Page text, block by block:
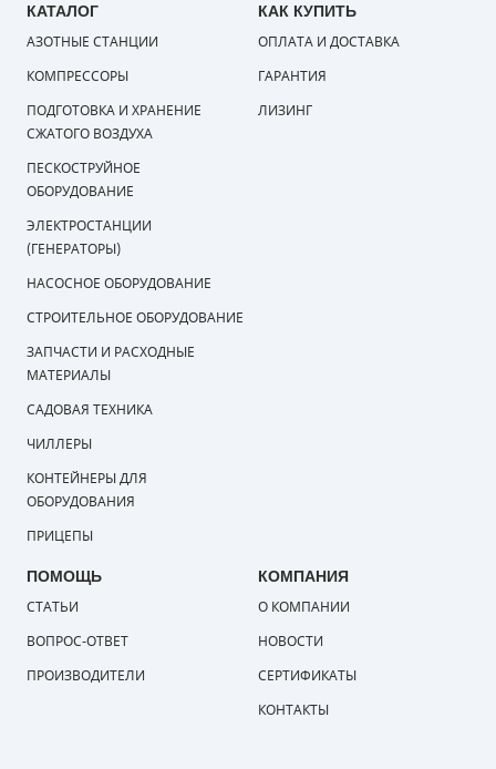
КАТАЛОГ
АЗОТНЫЕ СТАНЦИИ
КОМПРЕССОРЫ
ПОДГОТОВКА И ХРАНЕНИЕ
СЖАТОГО ВОЗДУХА
ПЕСКОСТРУЙНОЕ
ОБОРУДОВАНИЕ
ЭЛЕКТРОСТАНЦИИ
(ГЕНЕРАТОРЫ)
НАСОСНОЕ ОБОРУДОВАНИЕ
СТРОИТЕЛЬНОЕ ОБОРУДОВАНИЕ
ЗАПЧАСТИ И РАСХОДНЫЕ
МАТЕРИАЛЫ
САДОВАЯ ТЕХНИКА
ЧИЛЛЕРЫ
КОНТЕЙНЕРЫ ДЛЯ
ОБОРУДОВАНИЯ
ПРИЦЕПЫ
КАК КУПИТЬ
ОПЛАТА И ДОСТАВКА
ГАРАНТИЯ
ЛИЗИНГ
ПОМОЩЬ
СТАТЬИ
ВОПРОС-ОТВЕТ
ПРОИЗВОДИТЕЛИ
КОМПАНИЯ
О КОМПАНИИ
НОВОСТИ
СЕРТИФИКАТЫ
КОНТАКТЫ